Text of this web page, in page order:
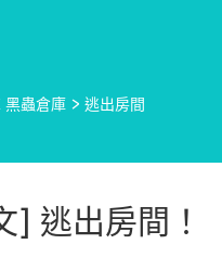
黑蟲倉庫 >逃出房間
] 逃出房間！